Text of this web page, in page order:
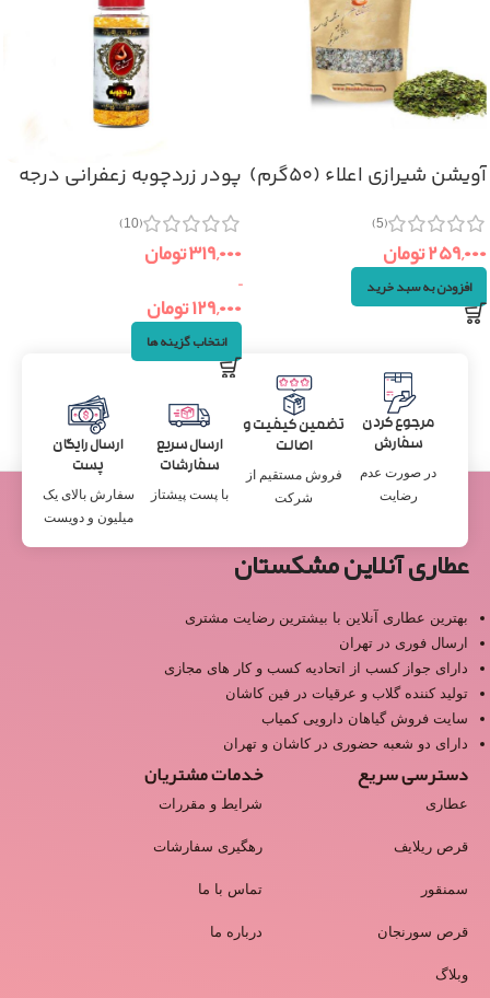
آویشن شیرازی اعلاء (۵۰گرم)
(5)
۲۵۹,۰۰۰تومان
افزودن به سبد خرید
پودر زردچوبه زعفرانی درجه
(10)
۳۱۹,۰۰۰تومان
–
۱۲۹,۰۰۰تومان
انتخاب گزینه ها
مرجوع کردن
سفارش
در صورت عدم
رضایت
تضمین کیفیت و
اصالت
فروش مستقیم از
شرکت
ارسال سریع
سفارشات
با پست پیشتاز
ارسال رایگان
پست
سفارش بالای یک
میلیون و دویست
عطاری آنلاین مشکستان
بهترین عطاری آنلاین با بیشترین رضایت مشتری
ارسال فوری در تهران
دارای جواز کسب از اتحادیه کسب و کار های مجازی
تولید کننده گلاب و عرقیات در فین کاشان
سایت فروش گیاهان دارویی کمیاب
دارای دو شعبه حضوری در کاشان و تهران
دسترسی سریع
عطاری
قرص ریلایف
سمنقور
قرص سورنجان
وبلاگ
خدمات مشتریان
شرایط و مقررات
رهگیری سفارشات
تماس با ما
درباره ما